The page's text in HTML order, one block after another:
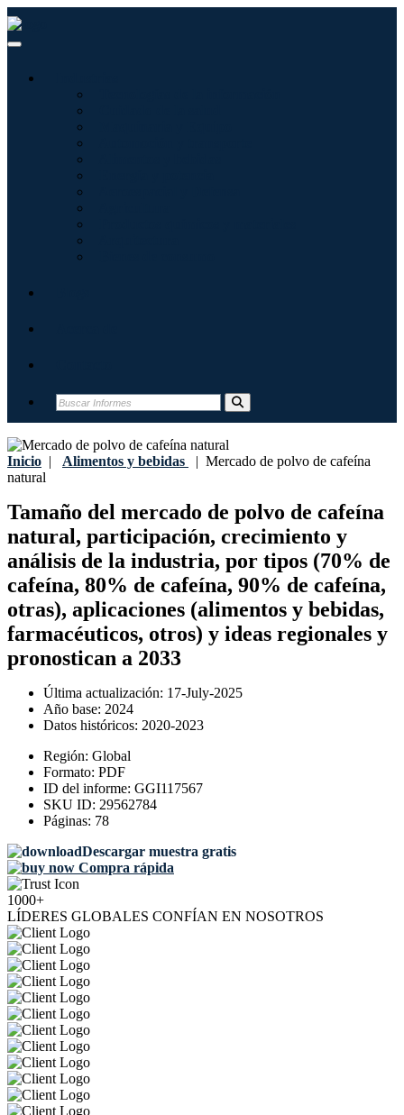
Inicio | Alimentos y bebidas | Mercado de polvo de cafeína
natural
Tamaño del mercado de polvo de cafeína
natural, participación, crecimiento y
análisis de la industria, por tipos (70% de
cafeína, 80% de cafeína, 90% de cafeína,
otras), aplicaciones (alimentos y bebidas,
farmacéuticos, otros) y ideas regionales y
pronostican a 2033
Última actualización: 17-July-2025
Año base: 2024
Datos históricos: 2020-2023
Región: Global
Formato: PDF
ID del informe: GGI117567
SKU ID: 29562784
Páginas: 78
Descargar muestra gratis
Compra rápida
1000+
LÍDERES GLOBALES CONFÍAN EN NOSOTROS